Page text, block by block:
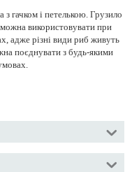
гачком і петелькою. Грузило
використовувати при
адже різні види риб живуть
поєднувати з будь-якими